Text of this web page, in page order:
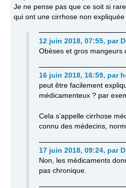
Je ne pense pas que ce soit si
qui ont une cirrhose non expliquée
12 juin 2018, 07:55, par
Obèses et gros mangeurs
16 juin 2018, 16:59, par
peut être facilement
médicamenteux ? par
Cela s’appelle cirrhose
connu des médecins,
17 juin 2018, 09:24, par
Non, les médicaments
pas chronique.